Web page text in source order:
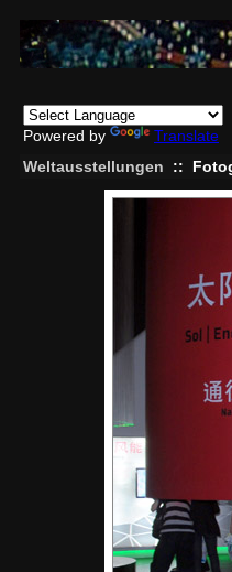
Powered by Translate
Weltausstellungen
::